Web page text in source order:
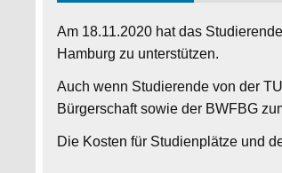
Am 18.11.2020 hat das
Hamburg zu unterstützen.
Auch wenn Studierende von der
Bürgerschaft sowie der BWFBG
Die Kosten für Studienplätze und